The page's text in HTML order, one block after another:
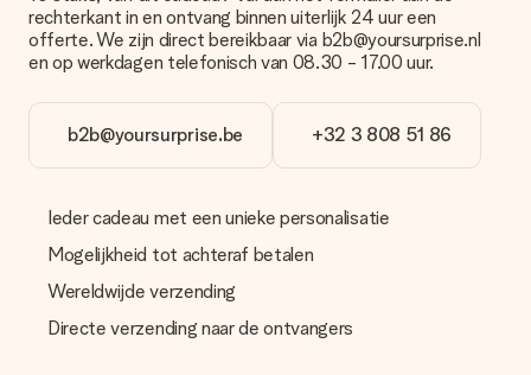
overboeking wel rekening met 3 dagen extra levertijd van je
cadeau.
Cadeau ontvangen
Wat als het cadeau toch niet helemaal naar mijn zin is?
We vinden het erg vervelend als je cadeau niet naar wens is
geleverd. Je kunt hiervoor contact opnemen met onze
Wordt de factuur met de bestelling meegestuurd?
Er wordt geen factuur meegestuurd bij je bestelling. Je
ontvangt deze bij de bevestiging van de verzending en je kunt
gerust het cadeau gelijk bij de ontvanger laten afleveren, zo is
rechterkant in en ontvang binnen uiterlijk 24 uur een
offerte. We zijn direct bereikbaar via b2b@yoursurprise.nl
en op werkdagen telefonisch van 08.30 - 17.00 uur.
b2b@yoursurprise.be +32 3 808 51 86
Ieder cadeau met een unieke personalisatie
Mogelijkheid tot achteraf betalen
Wereldwijde verzending
Directe verzending naar de ontvangers